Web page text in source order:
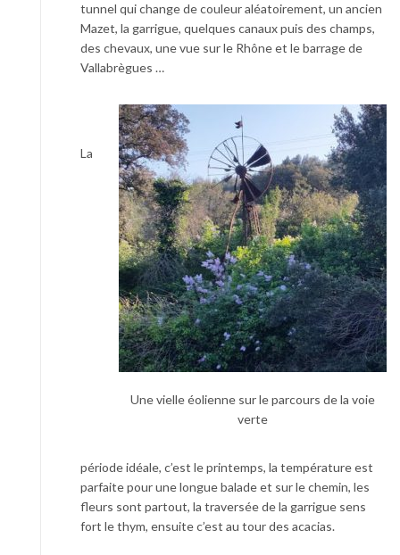
tunnel qui change de couleur aléatoirement, un ancien
Mazet, la garrigue, quelques canaux puis des champs,
des chevaux, une vue sur le Rhône et le barrage de
Vallabrègues …
Une vielle éolienne sur le parcours de la voie
verte
La
période idéale, c’est le printemps, la température est
parfaite pour une longue balade et sur le chemin, les
fleurs sont partout, la traversée de la garrigue sens
fort le thym, ensuite c’est au tour des acacias.